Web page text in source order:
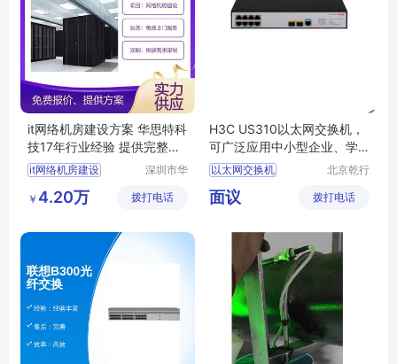
it网络机房建设方案 华思特科
技17年行业经验 提供完整搭
建方案
it网络机房建设
机房建设方案
华思特科技
深圳市华
有限公司
￥ 4.20万 拨打电话
H3C US310以太网交换机，
可广泛应用中小型企业、学
校、酒店
以太网交换机
小贝优选
网络管理维护
北京乾行
有限公司
面议 拨打电话